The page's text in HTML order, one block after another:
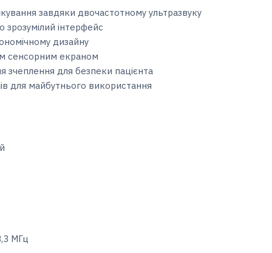
завдяки двочастотному ультразвуку
зрозумілий інтерфейс
дизайну
сенсорним екраном
зчеплення для безпеки пацієнта
для майбутнього використання
МГц